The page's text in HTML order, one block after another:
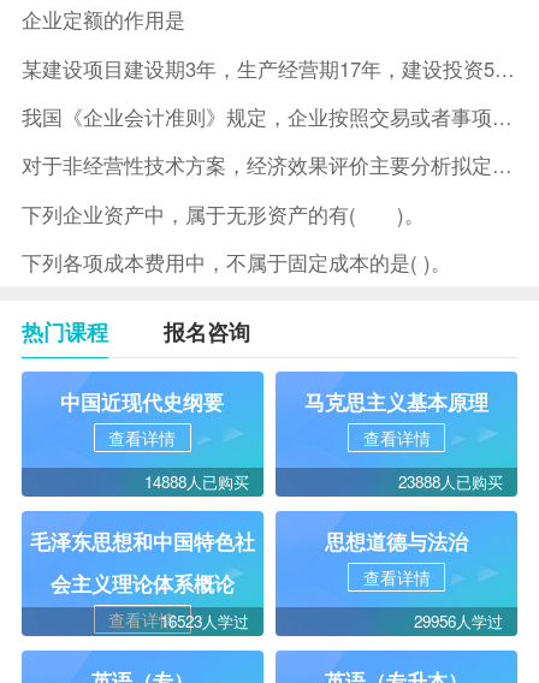
企业定额的作用是
某建设项目建设期3年，生产经营期17年，建设投资5500万元
我国《企业会计准则》规定，企业按照交易或者事项的经济特征确定
对于非经营性技术方案，经济效果评价主要分析拟定方案的( )。
下列企业资产中，属于无形资产的有( )。
下列各项成本费用中，不属于固定成本的是( )。
热门课程 报名咨询
中国近现代史纲要
查看详情
14888人已购买
马克思主义基本原理
查看详情
23888人已购买
毛泽东思想和中国特色社
会主义理论体系概论
查看详情16523人学过
思想道德与法治
查看详情
29956人学过